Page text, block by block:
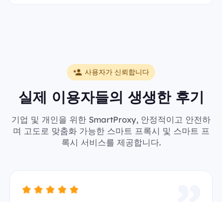
사용자가 신뢰합니다
실제 이용자들의 생생한 후기
기업 및 개인을 위한 SmartProxy, 안정적이고 안전하
며 고도로 맞춤화 가능한 스마트 프록시 및 스마트 프
록시 서비스를 제공합니다.